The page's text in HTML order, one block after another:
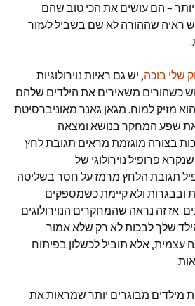
– הם עושים את הכי טוב שהם
ראיה שההורה לא שם בשביל לעזור
שלי בוכה, יש גם ראיות נוירולוגיות
כשהורים משאירים את הילדים שלהם
מזיק למוח. מגאן גאנר מאוניברסיטת
שפע המחקר בנושא ומצאה
בצורה מוגזמת מראים תגובת לחץ
פרופיל נוירולוגי של
פרופיל תגובת הלחץ מרמז על חסר בשליטה
ובבגרות ולא קיימת כשמספקים
אז זה נראה שהמחקרים הנוירולוגים
שלך לבכות לא רק שלא אמור
עצמית, אלא תוביל לכשלון בפיתוח
מילדים מבוגרים יותר שמראות את